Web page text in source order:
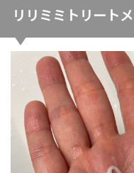
リリミミトリート